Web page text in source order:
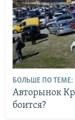
БОЛЬШЕ ПО ТЕМЕ:
Авторынок
боится?